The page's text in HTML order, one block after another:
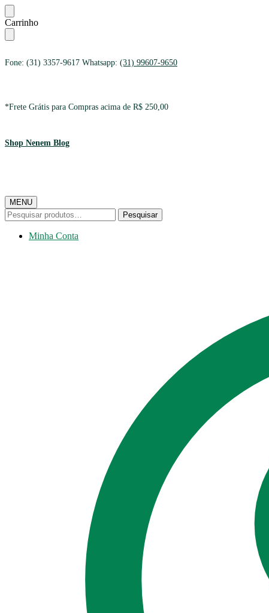
Ir
para
a
Ir
para
o
Carrinho
Fone: (31) 3357-9617 Whatsapp: (31) 99607-9650
*Frete Grátis para Compras acima de R$ 250,00
Shop Nenem Blog
MENU
Pesquisar
por:
Pesquisar
Minha Conta